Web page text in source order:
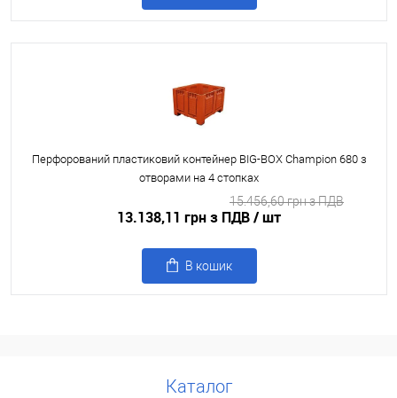
Перфорований пластиковий контейнер BIG-BOX Champion 680 з
отворами на 4 стопках
13.138,11 грн з ПДВ/ шт
15.456,60 грн з ПДВ
В кошик
Каталог